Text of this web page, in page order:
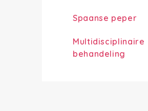
Spaanse peper
Multidisciplinaire
behandeling